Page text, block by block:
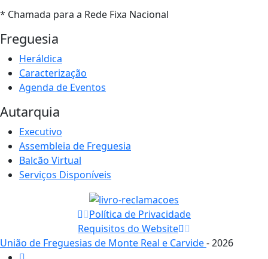
* Chamada para a Rede Fixa Nacional
Freguesia
Heráldica
Caracterização
Agenda de Eventos
Autarquia
Executivo
Assembleia de Freguesia
Balcão Virtual
Serviços Disponíveis
Política de Privacidade
Requisitos do Website
União de Freguesias de Monte Real e Carvide- 2026